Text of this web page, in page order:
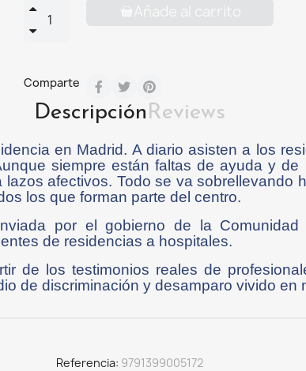
Añade al carrito
Comparte
DescripciónReviews
en Madrid. A diario asisten a los
siempre están faltas de ayuda y
afectivos. Todo se va sobrellevando
los que forman parte del centro.
por el gobierno de la
de residencias a hospitales.
de los testimonios reales de
de discriminación y desamparo vivido en
Referencia 9791399005172